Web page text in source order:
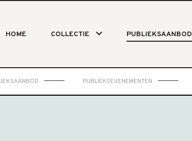
HOME COLLECTIE PUBLIEKSAANBOD
PUBLIEKSEVENEMENTEN